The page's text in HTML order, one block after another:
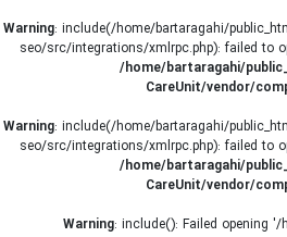
Warning: include(/home/bartaragahi/
seo/src/integrations/xmlrpc.php): failed to
/home/bartaragahi/
CareUnit/vendor/
Warning: include(/home/bartaragahi/
seo/src/integrations/xmlrpc.php): failed to
/home/bartaragahi/
CareUnit/vendor/
Warning: include(): Failed opening